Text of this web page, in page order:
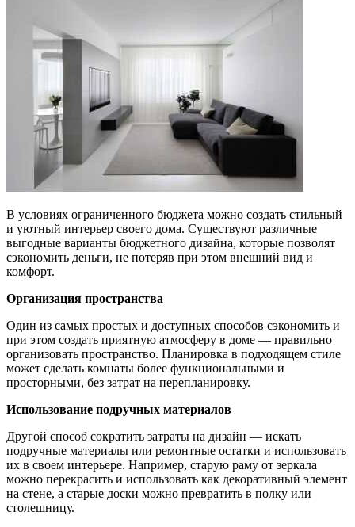
В условиях ограниченного бюджета можно создать стильный
и уютный интерьер своего дома. Существуют различные
выгодные варианты бюджетного дизайна, которые позволят
сэкономить деньги, не потеряв при этом внешний вид и
комфорт.
Организация пространства
Один из самых простых и доступных способов сэкономить и
при этом создать приятную атмосферу в доме — правильно
организовать пространство. Планировка в подходящем стиле
может сделать комнаты более функциональными и
просторными, без затрат на перепланировку.
Использование подручных материалов
Другой способ сократить затраты на дизайн — искать
подручные материалы или ремонтные остатки и использовать
их в своем интерьере. Например, старую раму от зеркала
можно перекрасить и использовать как декоративный элемент
на стене, а старые доски можно превратить в полку или
столешницу.